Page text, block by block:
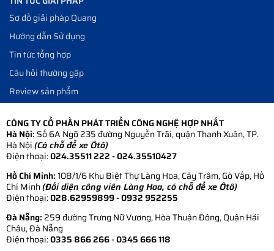
Sơ đồ giải pháp Quang
Hướng dẫn Sử dụng
Tin tức tổng hợp
Câu hỏi thường gặp
Review sản phẩm
CÔNG TY CỔ PHẦN PHÁT TRIỂN CÔNG NGHỆ HỢP NHẤT
Hà Nội: Số 6A Ngõ 235 đường Nguyễn Trãi, quận Thanh Xuân, TP.
Hà Nội(Có chỗ để xe Ôtô)
Điện thoại:024.35511 222 - 024.35510427
Hồ Chí Minh:108/1/6 Khu Biệt Thự Làng Hoa, Cây Trâm, Gò Vấp, Hồ
Chí Minh(Đối diện công viên Làng Hoa, có chỗ để xe Ôtô)
Điện thoại:028.62959899- 0932 952255
Đà Nẵng: 259 đường Trưng Nữ Vương, Hòa Thuận Đông, Quận Hải
Châu, Đà Nẵng
Điện thoại:0335 866 266-0345 666 118